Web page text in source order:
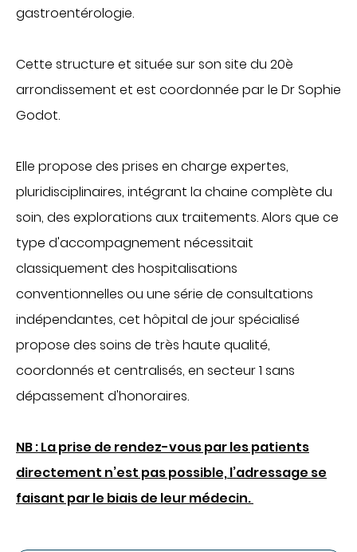
CHIRURGIE
Maternité
Centre de fertilité
SOINS VITAUX
Anesthesia
Réanimation
Urgences
PLATEAU TECHNIQUE
Imagerie médicale
Laboratoire
Nous connaître
Notre organisation
Notre politique culturelle
gastroentérologie.
Cette structure et située sur son site du 20è
arrondissement et est coordonnée par le Dr Sophie
Godot.
Elle propose des prises en charge expertes,
pluridisciplinaires, intégrant la chaine complète du
soin, des explorations aux traitements. Alors que ce
type d'accompagnement nécessitait
classiquement des hospitalisations
conventionnelles ou une série de consultations
indépendantes, cet hôpital de jour spécialisé
propose des soins de très haute qualité,
coordonnés et centralisés, en secteur 1 sans
dépassement d'honoraires.
NB : La prise de rendez-vous par les patients
directement n’est pas possible, l’adressage se
faisant par le biais de leur médecin.